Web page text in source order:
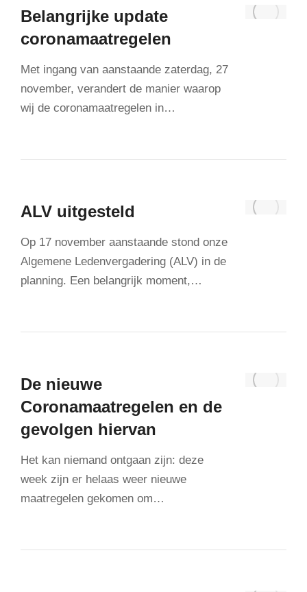
Belangrijke update
coronamaatregelen
Met ingang van aanstaande zaterdag, 27
november, verandert de manier waarop
wij de coronamaatregelen in…
ALV uitgesteld
Op 17 november aanstaande stond onze
Algemene Ledenvergadering (ALV) in de
planning. Een belangrijk moment,…
De nieuwe
Coronamaatregelen en de
gevolgen hiervan
Het kan niemand ontgaan zijn: deze
week zijn er helaas weer nieuwe
maatregelen gekomen om…